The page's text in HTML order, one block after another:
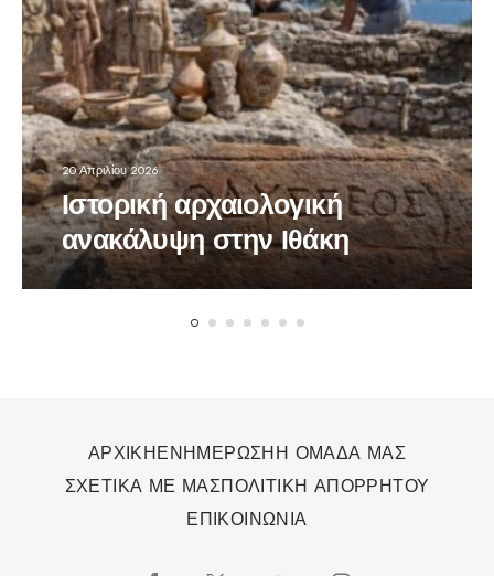
20 Απριλίου 2026
Ιστορική αρχαιολογική
ανακάλυψη στην Ιθάκη
ΑΡΧΙΚΗΕΝΗΜΕΡΩΣΗΗ ΟΜΑΔΑ ΜΑΣ
ΣΧΕΤΙΚΑ ΜΕ ΜΑΣΠΟΛΙΤΙΚΗ ΑΠΟΡΡΗΤΟΥ
ΕΠΙΚΟΙΝΩΝΙΑ